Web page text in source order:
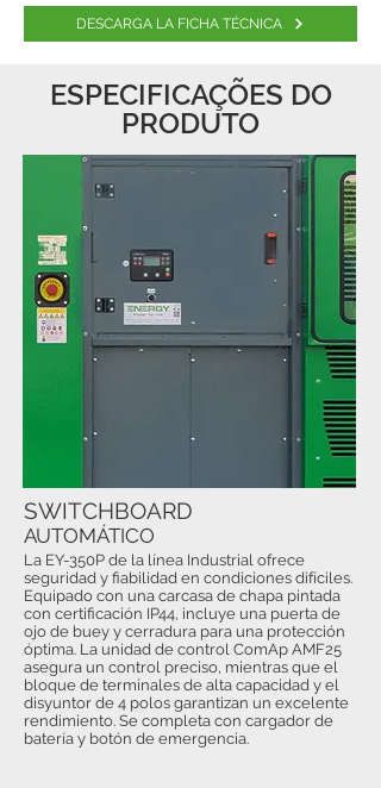
DESCARGA LA FICHA TÉCNICA
ESPECIFICAÇÕES DO
PRODUTO
La EY-350P de la línea Industrial ofrece
seguridad y fiabilidad en condiciones difíciles.
Equipado con una carcasa de chapa pintada
con certificación IP44, incluye una puerta de
ojo de buey y cerradura para una protección
óptima. La unidad de control ComAp AMF25
asegura un control preciso, mientras que el
bloque de terminales de alta capacidad y el
disyuntor de 4 polos garantizan un excelente
rendimiento. Se completa con cargador de
batería y botón de emergencia.
SWITCHBOARD
AUTOMÁTICO